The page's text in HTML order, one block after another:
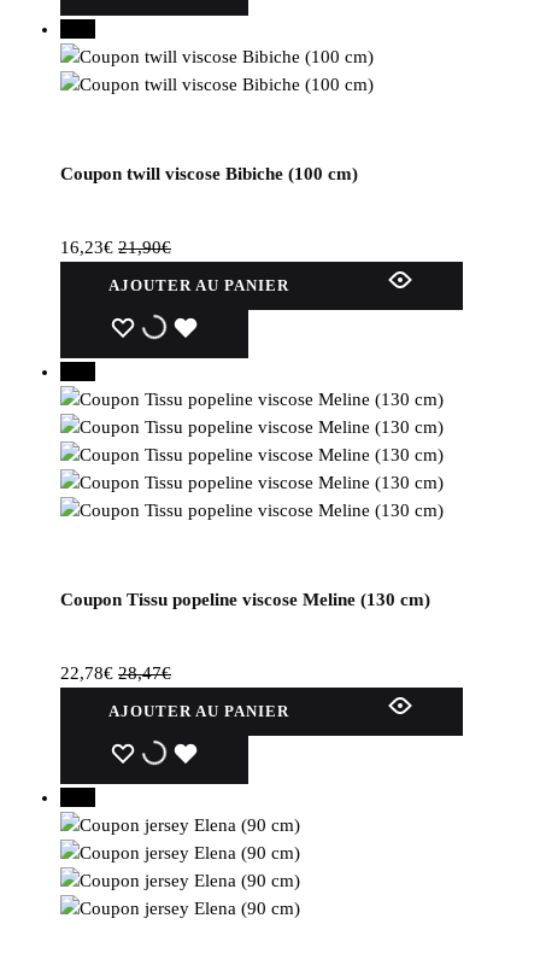
options
choisies
page
Coupon twill viscose Bibiche (100 cm)
16,23€ 21,90€
AJOUTER AU PANIER
WISHLIST
WISHLIST
Coupon Tissu popeline viscose Meline (130 cm)
22,78€ 28,47€
AJOUTER AU PANIER
WISHLIST
WISHLIST